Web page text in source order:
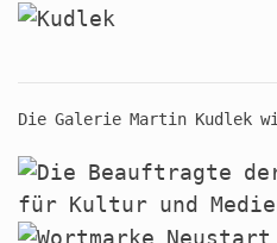
Die Galerie Martin Kudlek